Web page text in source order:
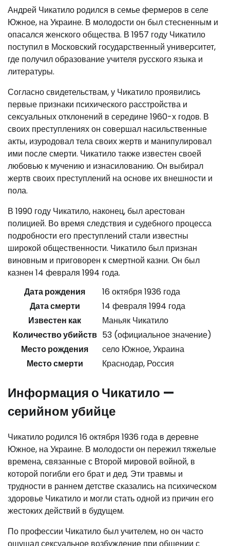
Андрей Чикатило родился в семье фермеров в селе
Южное, на Украине. В молодости он был стесненным и
опасался женского общества. В 1957 году Чикатило
поступил в Московский государственный университет,
где получил образование учителя русского языка и
литературы.
Согласно свидетельствам, у Чикатило проявились
первые признаки психического расстройства и
сексуальных отклонений в середине 1960-х годов. В
своих преступлениях он совершал насильственные
акты, изуродовал тела своих жертв и манипулировал
ими после смерти. Чикатило также известен своей
любовью к мучению и изнасилованию. Он выбирал
жертв своих преступлений на основе их внешности и
пола.
В 1990 году Чикатило, наконец, был арестован
полицией. Во время следствия и судебного процесса
подробности его преступлений стали известны
широкой общественности. Чикатило был признан
виновным и приговорен к смертной казни. Он был
казнен 14 февраля 1994 года.
Дата рождения
16 октября 1936 года
Дата смерти
14 февраля 1994 года
Известен как
Маньяк Чикатило
Количество убийств 53 (официальное значение)
Место рождения
село Южное, Украина
Место смерти
Краснодар, Россия
Информация о Чикатило —
серийном убийце
Чикатило родился 16 октября 1936 года в деревне
Южное, на Украине. В молодости он пережил тяжелые
времена, связанные с Второй мировой войной, в
которой погибли его брат и дед. Эти травмы и
трудности в раннем детстве сказались на психическом
здоровье Чикатило и могли стать одной из причин его
жестоких действий в будущем.
По профессии Чикатило был учителем, но он часто
ощущал сексуальное возбуждение при общении с